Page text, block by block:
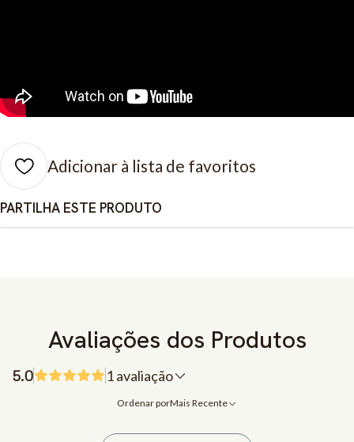
Adicionar à lista de favoritos
PARTILHA ESTE PRODUTO
Avaliações dos Produtos
5.0 1 avaliação
Ordenar porMais Recente